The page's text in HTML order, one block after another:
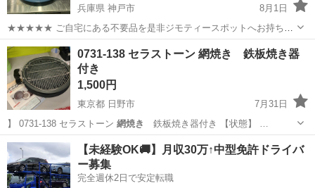
兵庫県 神戸市
8月1日
★★★★★ ご自宅にある不要品を是非ジモティースポットへお持ち込
みしませんか？ 家電、趣味・スポーツ・レジャー用品、こども用品、
衣料服飾品、生活雑貨、家具、本、CD・DVDなどが無料でまとめて持
ち込めます！ ※詳細はこ...
兵庫 神戸市 網焼き
0731-138 セラストーン 網焼き 鉄板焼き器
付き
1,500円
東京都 日野市
7月31日
】 0731-138 セラストーン 網焼き 鉄板焼き器付き 【状態】 …
東京 日野市 調理器具 網焼き
【未経験OK🚚】月収30万↑中型免許ドライバ
ー募集
完全週休2日で安定転職